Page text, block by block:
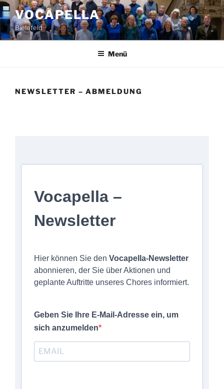
Zum
Inhalt
springen
VOCAPELLA
Bielefeld
Menü
NEWSLETTER – ABMELDUNG
Vocapella –
Newsletter
Hier können Sie den Vocapella-Newsletter
abonnieren, der Sie über Aktionen und
geplante Auftritte unseres Chores informiert.
Geben Sie Ihre E-Mail-Adresse ein, um
sich anzumelden